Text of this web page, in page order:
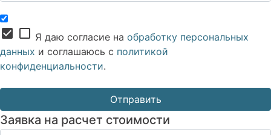
check_box check_box_outline_blank Я даю согласие на обработку персональных
данных и соглашаюсь с политикой
конфиденциальности.
Заявка на расчет стоимости